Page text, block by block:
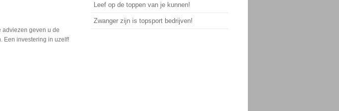
adviezen geven u de
Een investering in uzelf!
Leef op de toppen van je kunnen!
Zwanger zijn is topsport bedrijven!